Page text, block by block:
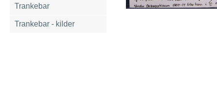
Trankebar
Trankebar - kilder